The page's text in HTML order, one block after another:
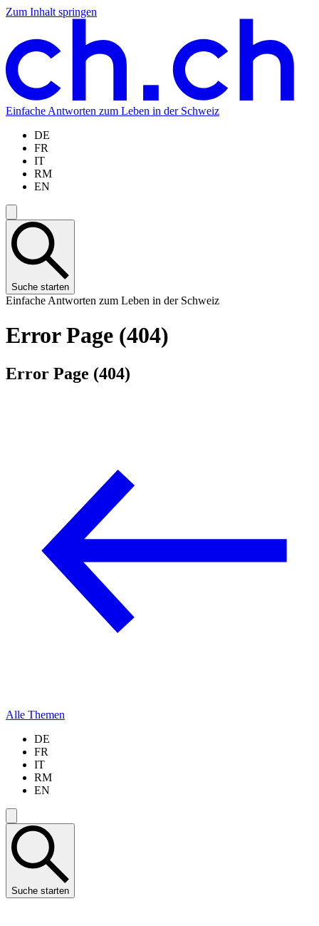
Zum Inhalt springen
Zum
springen
Zur
springen
Zur
springen
Zur
springen
Einfache Antworten zum Leben in der Schweiz
DE
FR
IT
RM
EN
Suche starten
Einfache Antworten zum Leben in der Schweiz
Error Page (404)
Error Page (404)
Alle Themen
DE
FR
IT
RM
EN
Suche starten